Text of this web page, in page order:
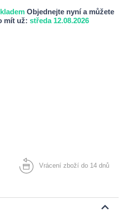
Objednejte nyní a můžete
mít už: středa 12.08.2026
Vrácení zboží do 14 dnů